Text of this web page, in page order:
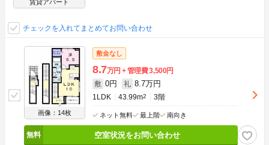
賃貸アパート
チェックを入れてまとめてお問い合わせ
画像：14枚
敷金なし
8.7万円 管理費3,500円
敷 0円 礼 8.7万円
1LDK 43.99m2 3階
ネット無料 最上階 南向き
空室状況をお問い合わせ